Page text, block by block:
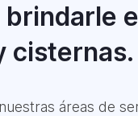
brindarle
cisternas.
áreas de